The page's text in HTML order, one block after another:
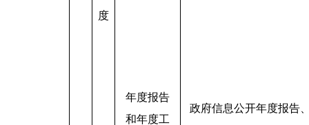
度
年度报告
和年度工
政府信息公开年度报告